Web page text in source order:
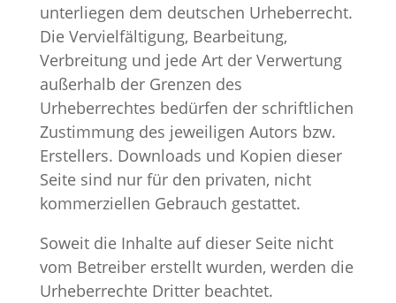
unterliegen dem deutschen Urheberrecht.
Die Vervielfältigung, Bearbeitung,
Verbreitung und jede Art der Verwertung
außerhalb der Grenzen des
Urheberrechtes bedürfen der schriftlichen
Zustimmung des jeweiligen Autors bzw.
Erstellers. Downloads und Kopien dieser
Seite sind nur für den privaten, nicht
kommerziellen Gebrauch gestattet.
Soweit die Inhalte auf dieser Seite nicht
vom Betreiber erstellt wurden, werden die
Urheberrechte Dritter beachtet.